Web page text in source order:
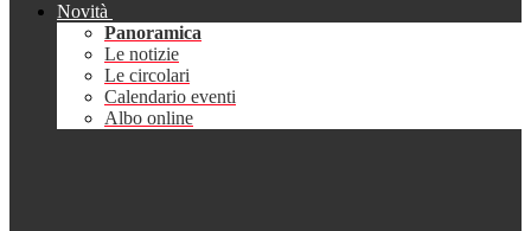
Novità
Panoramica
Le notizie
Le circolari
Calendario eventi
Albo online